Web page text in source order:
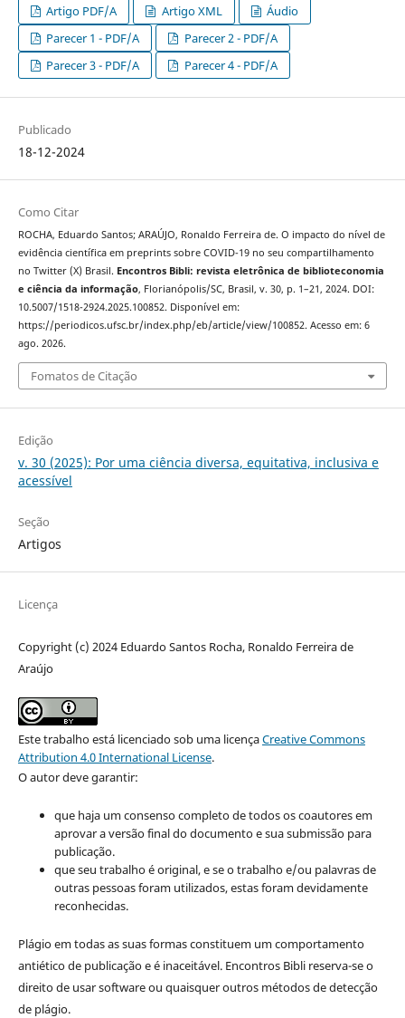
Artigo PDF/A Artigo XML
Áudio
Parecer 1 - PDF/A
Parecer 2 - PDF/A
Parecer 3 - PDF/A
Parecer 4 - PDF/A
Publicado
18-12-2024
Como Citar
ROCHA, Eduardo Santos; ARAÚJO, Ronaldo Ferreira de. O impacto do nível de
evidência científica em preprints sobre COVID-19 no seu compartilhamento
no Twitter (X) Brasil. Encontros Bibli: revista eletrônica de biblioteconomia
e ciência da informação, Florianópolis/SC, Brasil, v. 30, p. 1–21, 2024. DOI:
10.5007/1518-2924.2025.100852. Disponível em:
https://periodicos.ufsc.br/index.php/eb/article/view/100852. Acesso em: 6
ago. 2026.
Fomatos de Citação
Edição
v. 30 (2025): Por uma ciência diversa, equitativa, inclusiva e
acessível
Seção
Artigos
Licença
Copyright (c) 2024 Eduardo Santos Rocha, Ronaldo Ferreira de
Araújo
Este trabalho está licenciado sob uma licençaCreative Commons
Attribution 4.0 International License.
O autor deve garantir:
que haja um consenso completo de todos os coautores em
aprovar a versão final do documento e sua submissão para
publicação.
que seu trabalho é original, e se o trabalho e/ou palavras de
outras pessoas foram utilizados, estas foram devidamente
reconhecidas.
Plágio em todas as suas formas constituem um comportamento
antiético de publicação e é inaceitável. Encontros Bibli reserva-se o
direito de usar software ou quaisquer outros métodos de detecção
de plágio.